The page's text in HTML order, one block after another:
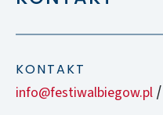
KONTAKT
info@festiwalbiegow.pl /